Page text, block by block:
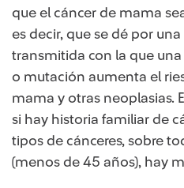
que el cáncer de mama
es decir, que se dé por
transmitida con la que
o mutación aumenta el
mama y otras neoplasias.
si hay historia familiar de
tipos de cánceres, sobre
(menos de 45 años), hay